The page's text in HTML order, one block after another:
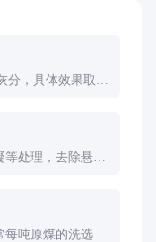
分，具体效果取决
等处理，去除悬浮
每吨原煤的洗选成